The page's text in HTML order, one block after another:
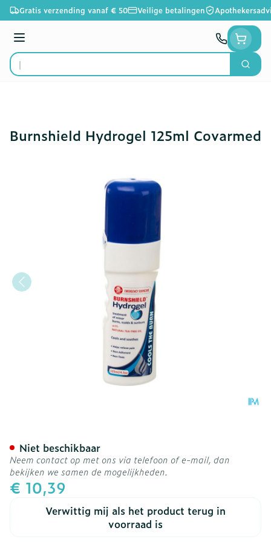
Ga naar de inhoud
Gratis verzending vanaf € 50 Veilige betalingen
Menu
Product, merk, categorie...
Zoek
Burnshield Hydrogel 125ml Covarmed
€ 10,39
Verwittig mij als het product terug in
voorraad is
Niet beschikbaar
Neem contact op met ons via telefoon of e-mail, dan
bekijken we samen de mogelijkheden.